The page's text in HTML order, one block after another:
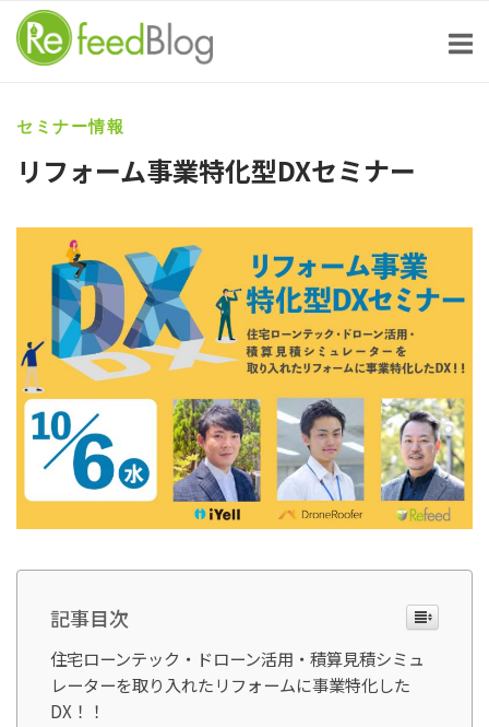
Skip
to
セミナー情報
リフォーム事業特化型DXセミナー
記事目次
住宅ローンテック・ドローン活用・積算見積シミュ
レーターを取り入れたリフォームに事業特化した
DX！！